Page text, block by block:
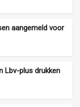
aangemeld voor
Lbv-plus drukken